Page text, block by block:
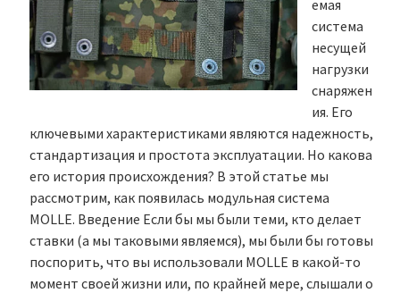
емая
система
несущей
нагрузки
снаряжен
ия. Его
ключевыми характеристиками являются надежность,
стандартизация и простота эксплуатации. Но какова
его история происхождения? В этой статье мы
рассмотрим, как появилась модульная система
MOLLE. Введение Если бы мы были теми, кто делает
ставки (а мы таковыми являемся), мы были бы готовы
поспорить, что вы использовали MOLLE в какой-то
момент своей жизни или, по крайней мере, слышали о